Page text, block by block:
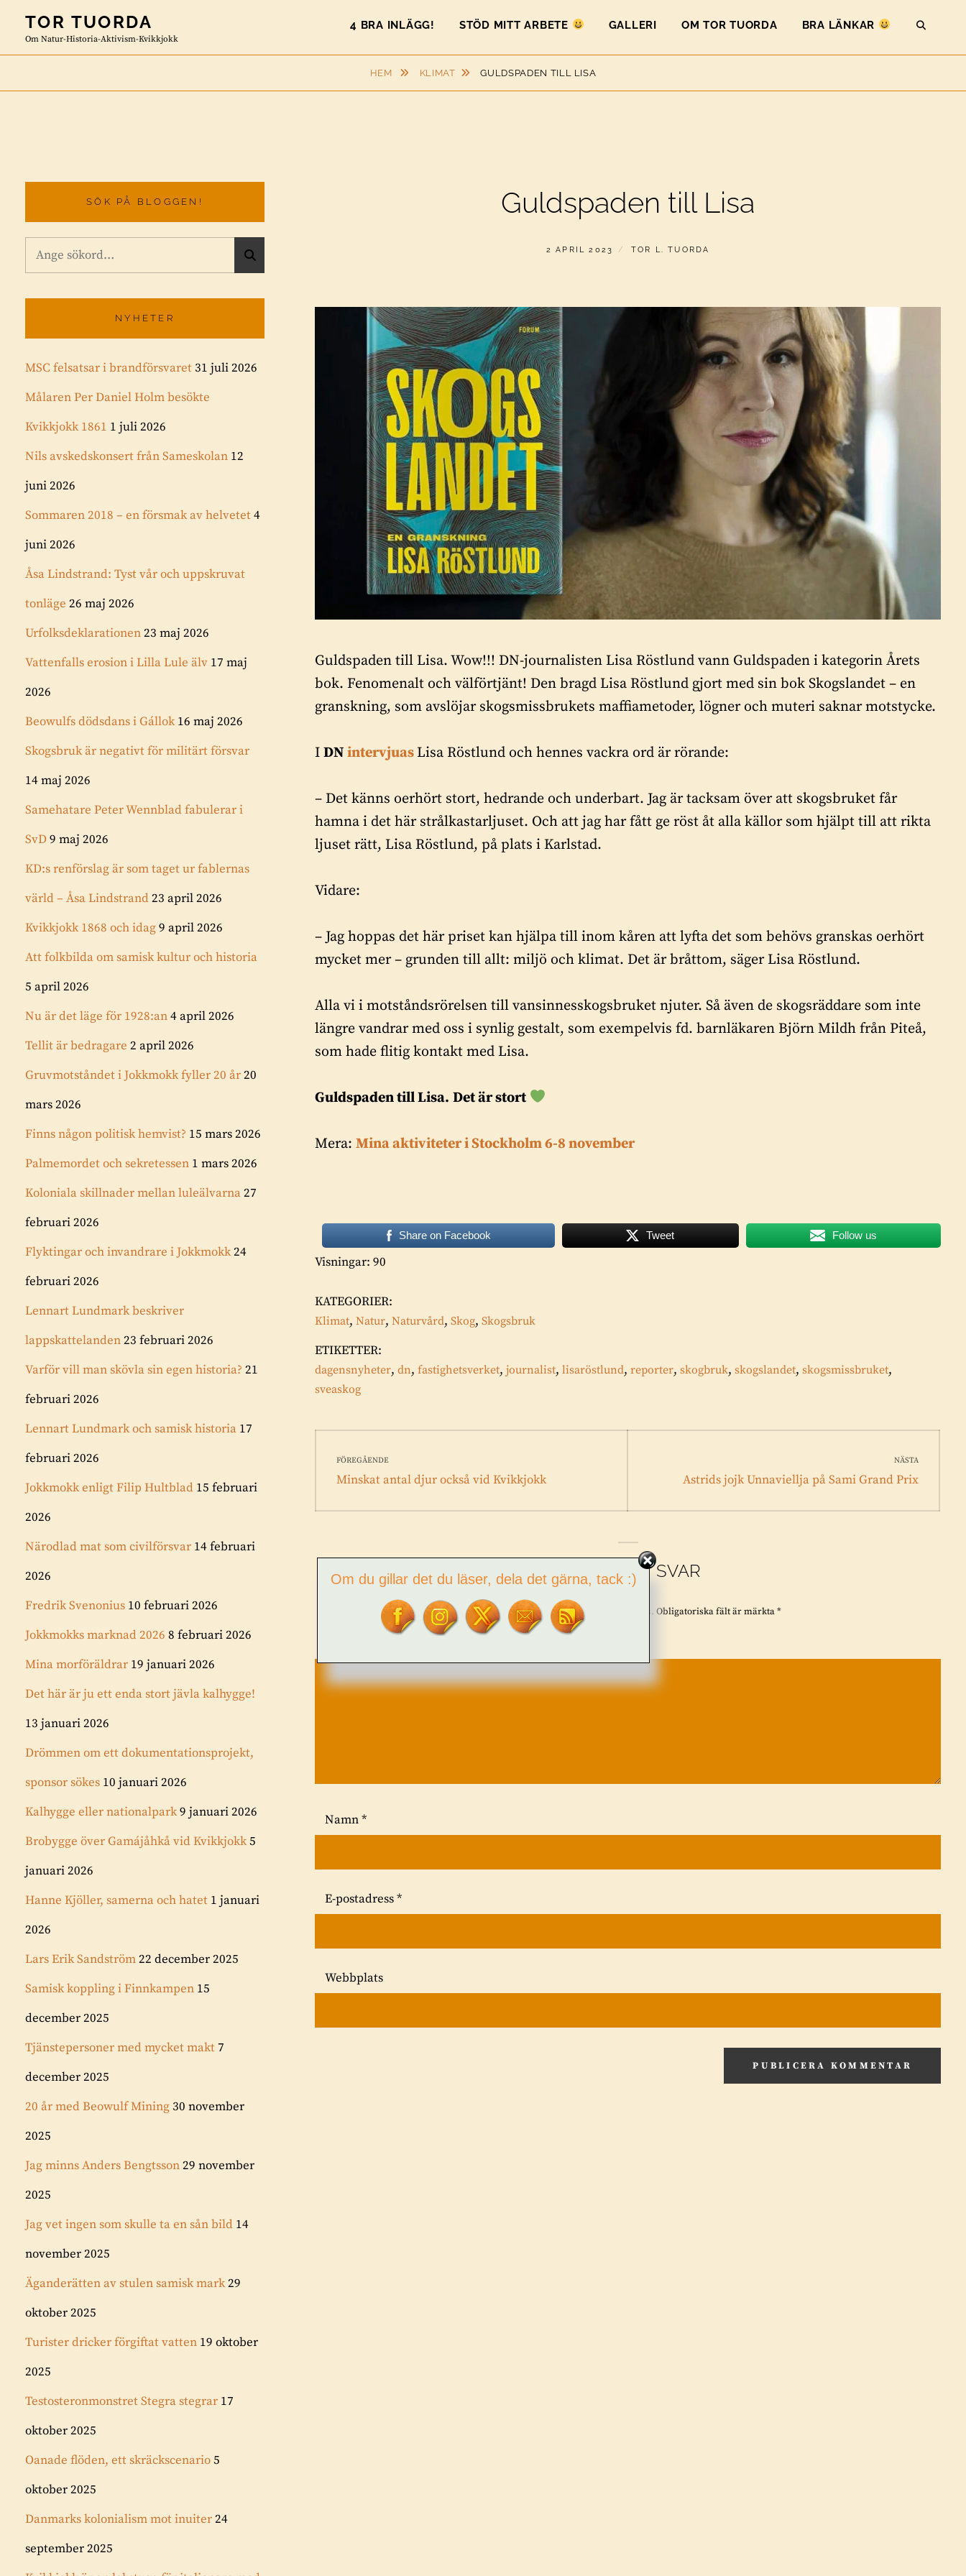
content
TOR TUORDA
Om Natur-Historia-Aktivism-Kvikkjokk
4 BRA INLÄGG! STÖD MITT ARBETE GALLERI OM TOR TUORDA BRA LÄNKAR
HEM KLIMAT GULDSPADEN TILL LISA
Guldspaden till Lisa
PUBLICERAT
2 APRIL 2023 AV
TOR L. TUORDA
Guldspaden till Lisa. Wow!!! DN-journalisten Lisa Röstlund vann Guldspaden i kategorin Årets
bok. Fenomenalt och välförtjänt! Den bragd Lisa Röstlund gjort med sin bok Skogslandet – en
granskning, som avslöjar skogsmissbrukets maffiametoder, lögner och muteri saknar motstycke.
IDNintervjuasLisa Röstlund och hennes vackra ord är rörande:
– Det känns oerhört stort, hedrande och underbart. Jag är tacksam över att skogsbruket får
hamna i det här strålkastarljuset. Och att jag har fått ge röst åt alla källor som hjälpt till att rikta
ljuset rätt, Lisa Röstlund, på plats i Karlstad.
Vidare:
– Jag hoppas det här priset kan hjälpa till inom kåren att lyfta det som behövs granskas oerhört
mycket mer – grunden till allt: miljö och klimat. Det är bråttom, säger Lisa Röstlund.
Alla vi i motståndsrörelsen till vansinnesskogsbruket njuter. Så även de skogsräddare som inte
längre vandrar med oss i synlig gestalt, som exempelvis fd. barnläkaren Björn Mildh från Piteå,
som hade flitig kontakt med Lisa.
Guldspaden till Lisa. Det är stort
Mera:Mina aktiviteter i Stockholm 6-8 november
Share on Facebook Tweet Follow us
Visningar: 90
KATEGORIER:
Klimat,Natur,Naturvård,Skog,Skogsbruk
ETIKETTER:
dagensnyheter,dn,fastighetsverket,journalist,lisaröstlund,reporter,skogbruk,skogslandet,skogsmissbruket,
sveaskog
Inläggsnavigering
FÖREGÅENDE
Föregående
Minskat antal djur också vid Kvikkjokk
NÄSTA
Nästa
Astrids jojk Unnaviellja på Sami Grand Prix
LÄMNA ETT SVAR
Din e-postadress kommer inte publiceras. Obligatoriska fält är märkta*
Namn*
E-postadress*
Webbplats
SÖK PÅ BLOGGEN!
efter:
NYHETER
MSC felsatsar i brandförsvaret 31 juli 2026
Målaren Per Daniel Holm besökte
Kvikkjokk 1861 1 juli 2026
Nils avskedskonsert från Sameskolan 12
juni 2026
Sommaren 2018 – en försmak av helvetet4
juni 2026
Åsa Lindstrand: Tyst vår och uppskruvat
tonläge 26 maj 2026
Urfolksdeklarationen23 maj 2026
Vattenfalls erosion i Lilla Lule älv 17 maj
2026
Beowulfs dödsdans i Gállok 16 maj 2026
Skogsbruk är negativt för militärt försvar
14 maj 2026
Samehatare Peter Wennblad fabulerar i
SvD9 maj 2026
KD:s renförslag är som taget ur fablernas
värld – Åsa Lindstrand23 april 2026
Kvikkjokk 1868 och idag9 april 2026
Att folkbilda om samisk kultur och historia
5 april 2026
Nu är det läge för 1928:an4 april 2026
Tellit är bedragare 2 april 2026
Gruvmotståndet i Jokkmokk fyller 20 år20
mars 2026
Finns någon politisk hemvist? 15 mars 2026
Palmemordet och sekretessen 1 mars 2026
Koloniala skillnader mellan luleälvarna27
februari 2026
Flyktingar och invandrare i Jokkmokk24
februari 2026
Lennart Lundmark beskriver
lappskattelanden23 februari 2026
Varför vill man skövla sin egen historia? 21
februari 2026
Lennart Lundmark och samisk historia 17
februari 2026
Jokkmokk enligt Filip Hultblad 15 februari
2026
Närodlad mat som civilförsvar 14 februari
2026
Fredrik Svenonius 10 februari 2026
Jokkmokks marknad 2026 8 februari 2026
Mina morföräldrar 19 januari 2026
Det här är ju ett enda stort jävla kalhygge!
13 januari 2026
Drömmen om ett dokumentationsprojekt,
sponsor sökes 10 januari 2026
Kalhygge eller nationalpark9 januari 2026
Brobygge över Gamájåhkå vid Kvikkjokk5
januari 2026
Hanne Kjöller, samerna och hatet 1 januari
2026
Lars Erik Sandström22 december 2025
Samisk koppling i Finnkampen 15
december 2025
Tjänstepersoner med mycket makt7
december 2025
20 år med Beowulf Mining 30 november
2025
Jag minns Anders Bengtsson29 november
2025
Jag vet ingen som skulle ta en sån bild 14
november 2025
Äganderätten av stulen samisk mark29
oktober 2025
Turister dricker förgiftat vatten 19 oktober
2025
Testosteronmonstret Stegra stegrar 17
oktober 2025
Oanade flöden, ett skräckscenario5
oktober 2025
Danmarks kolonialism mot inuiter24
september 2025
Om du gillar det du läser, dela det gärna, tack :)